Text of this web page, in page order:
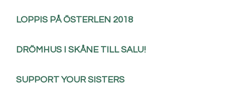
LOPPIS PÅ ÖSTERLEN 2018
DRÖMHUS I SKÅNE TILL SALU!
SUPPORT YOUR SISTERS